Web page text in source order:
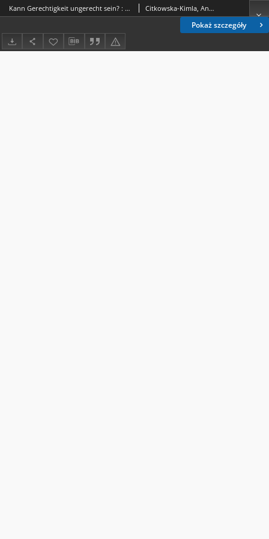
Pokaż szczegóły
Kann Gerechtigkeit ungerecht sein? : feministische Kritik an dem Kanon des politisches Denken = Czy sprawiedliwość może być niesprawiedliwa? : feministyczna krytyka kanonu myśli politycznej Citkowska-Kimla, Anna (1973- ).